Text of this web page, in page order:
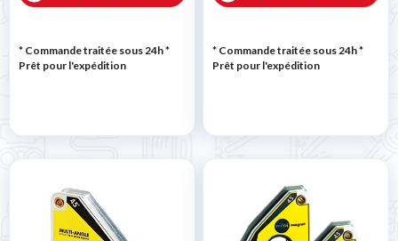
* Commande traitée sous 24h*
Prêt pour l'expédition
* Commande traitée sous 24h*
Prêt pour l'expédition